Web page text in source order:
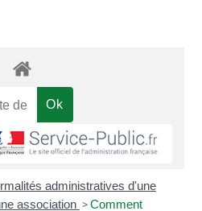
administratives d'une
association >Comment